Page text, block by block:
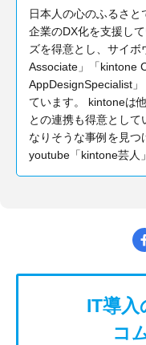
日本人の心のふるさと
企業のDX化を支援し
ズを得意とし、サイ
Associate」「kintone
AppDesignSpecialist
ています。 kintoneは
との連携も得意とし
なりそうな事例を見つ
youtube「kintone芸人
IT導入
コ